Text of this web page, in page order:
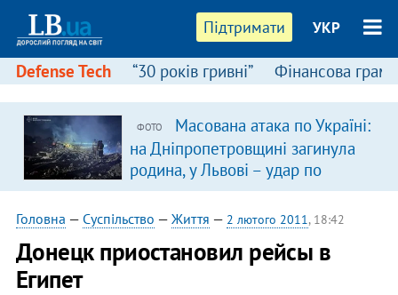
Підтримати УКР
Defense Tech “30 років гривні” Фінансова
ФОТО
Масована атака по Україні:
на Дніпропетровщині загинула
родина, у Львові – удар по
багатоповерхівках
(доповнюється)
Головна — Суспільство — Життя — 2 лютого 2011, 18:42
Донецк приостановил рейсы в
Египет